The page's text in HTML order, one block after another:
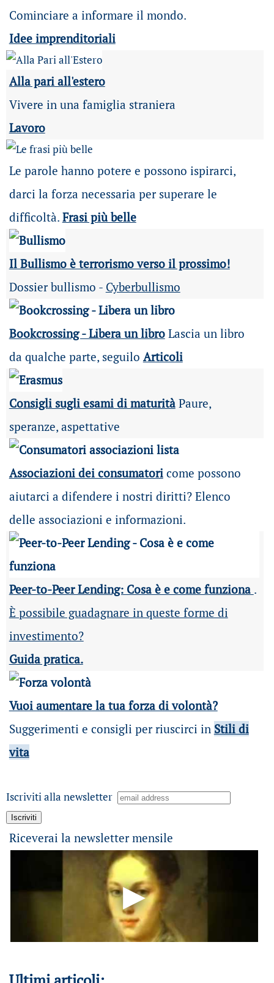
Cominciare a informare il mondo.
Idee imprenditoriali
Alla pari all'estero
Vivere in una famiglia straniera
Lavoro
Le parole hanno potere e possono ispirarci,
darci la forza necessaria per superare le
difficoltà. Frasi più belle
Il Bullismo è terrorismo verso il prossimo!
Dossier bullismo - Cyberbullismo
Bookcrossing - Libera un libroLascia un libro
da qualche parte, seguilo Articoli
Consigli sugli esami di maturità Paure,
speranze, aspettative
Associazioni dei consumatoricome possono
aiutarci a difendere i nostri diritti? Elenco
delle associazioni e informazioni.
Peer-to-Peer Lending: Cosa è e come funziona .
È possibile guadagnare in queste forme di
investimento?
Guida pratica.
Vuoi aumentare la tua forza di volontà?
Suggerimenti e consigli per riuscirci in Stili di
vita
Iscriviti alla newsletter
Riceverai la newsletter mensile